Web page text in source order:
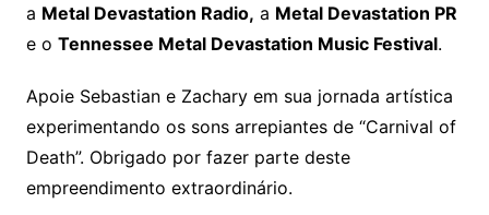
a Metal Devastation Radio, a Metal Devastation PR
e o Tennessee Metal Devastation Music Festival.
Apoie Sebastian e Zachary em sua jornada artística
experimentando os sons arrepiantes de “Carnival of
Death”. Obrigado por fazer parte deste
empreendimento extraordinário.